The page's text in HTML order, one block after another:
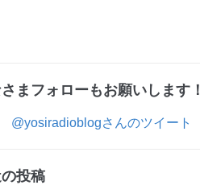
まフォローもお願いします！
@yosiradioblogさんのツイート
投稿